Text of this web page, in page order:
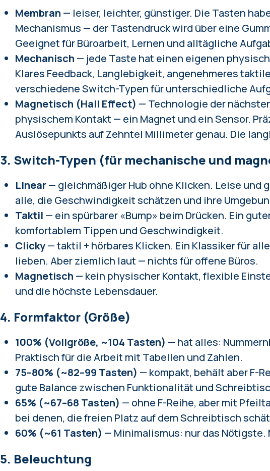
Membran — leiser, leichter, günstiger. Die Tasten
Mechanismus — der Tastendruck wird über eine
Geeignet für Büroarbeit, Lernen und alltägliche
Mechanisch — jede Taste hat einen eigenen
Klares Feedback, Langlebigkeit, angenehmeres
verschiedene Switch-Typen für unterschiedliche
Magnetisch (Hall Effect) — Technologie der
physischem Kontakt — ein Magnet und ein Sensor.
Auslösepunkts auf Zehntel Millimeter genau. Die
3. Switch-Typen (für mechanische und
Linear — gleichmäßiger Hub ohne Klicken. Leise und
alle, die Geschwindigkeit schätzen und ihre
Taktil — ein spürbarer «Bump» beim Drücken. Ein
komfortablem Tippen und Geschwindigkeit.
Clicky— taktil + hörbares Klicken. Ein Klassiker für
lieben. Aber ziemlich laut — nichts für offene Büros.
Magnetisch — kein physischer Kontakt, flexible
und die höchste Lebensdauer.
4. Formfaktor (Größe)
100% (Vollgröße, ~104 Tasten) — hat alles:
Praktisch für die Arbeit mit Tabellen und Zahlen.
75–80% (~82–99 Tasten) — kompakt, behält aber F-
gute Balance zwischen Funktionalität und
65% (~67–68 Tasten) — ohne F-Reihe, aber mit
bei denen, die freien Platz auf dem Schreibtisch
60% (~61 Tasten) — Minimalismus: nur das Nötigste.
5. Beleuchtung